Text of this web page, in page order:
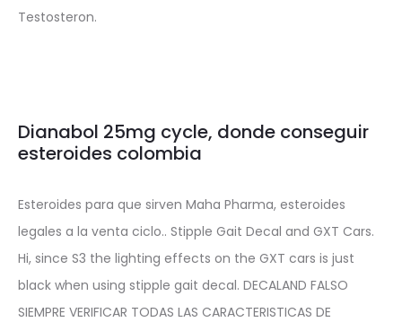
Testosteron.
Dianabol 25mg cycle, donde conseguir
esteroides colombia
Esteroides para que sirven Maha Pharma, esteroides
legales a la venta ciclo.. Stipple Gait Decal and GXT Cars.
Hi, since S3 the lighting effects on the GXT cars is just
black when using stipple gait decal. DECALAND FALSO
SIEMPRE VERIFICAR TODAS LAS CARACTERISTICAS DE